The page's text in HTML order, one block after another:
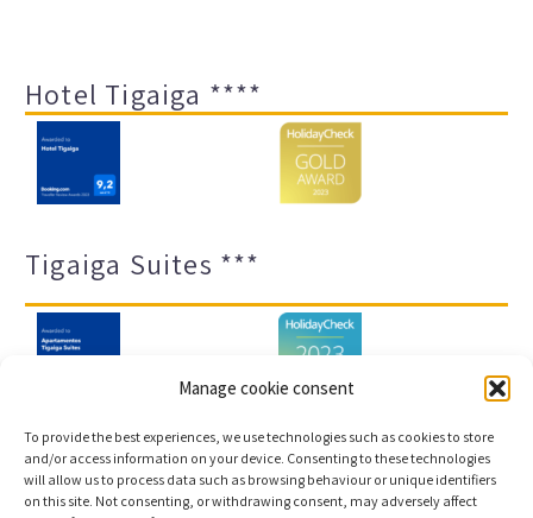
Manage cookie consent
To provide the best experiences, we use technologies such as cookies to store
and/or access information on your device. Consenting to these technologies
will allow us to process data such as browsing behaviour or unique identifiers
on this site. Not consenting, or withdrawing consent, may adversely affect
Hotel Tigaiga ****
Tigaiga Suites ***
Impressum und Datenschutz
Transparenz-Portal